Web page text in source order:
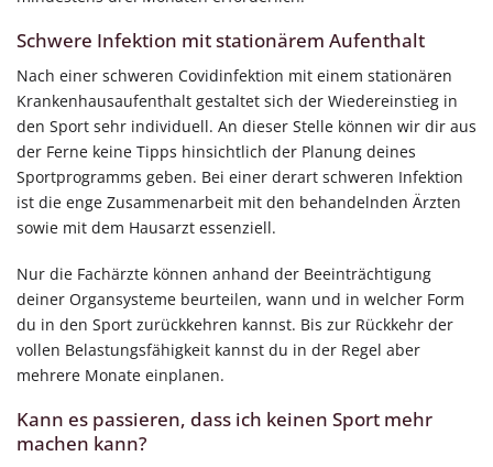
Schwere Infektion mit stationärem Aufenthalt
Nach einer schweren Covidinfektion mit einem stationären
Krankenhausaufenthalt gestaltet sich der Wiedereinstieg in
den Sport sehr individuell. An dieser Stelle können wir dir aus
der Ferne keine Tipps hinsichtlich der Planung deines
Sportprogramms geben. Bei einer derart schweren Infektion
ist die enge Zusammenarbeit mit den behandelnden Ärzten
sowie mit dem Hausarzt essenziell.
Nur die Fachärzte können anhand der Beeinträchtigung
deiner Organsysteme beurteilen, wann und in welcher Form
du in den Sport zurückkehren kannst. Bis zur Rückkehr der
vollen Belastungsfähigkeit kannst du in der Regel aber
mehrere Monate einplanen.
Kann es passieren, dass ich keinen Sport mehr
machen kann?